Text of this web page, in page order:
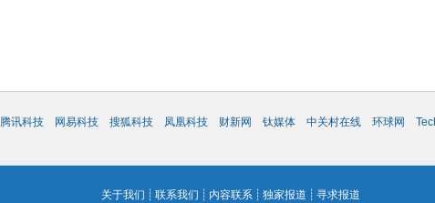
腾讯科技 网易科技 搜狐科技 凤凰科技 财新网 钛媒体 中关村在线 环球网
关于我们 ┊ 联系我们 ┊ 内容联系 ┊ 独家报道 ┊ 寻求报道